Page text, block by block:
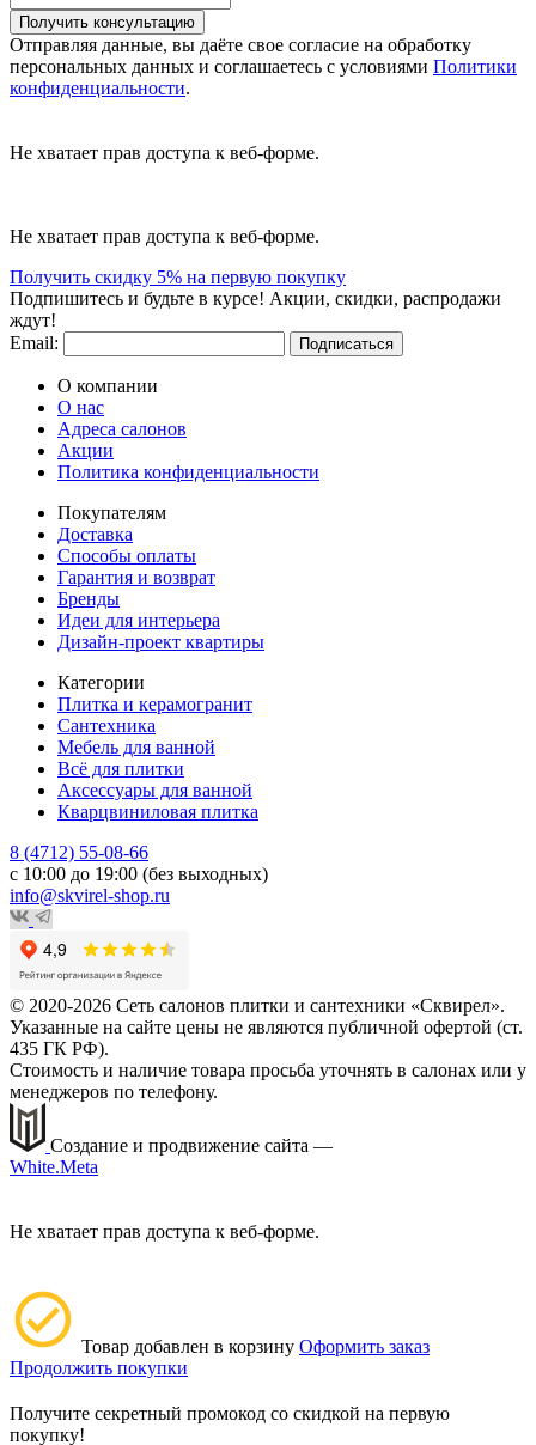
Получить консультацию
Отправляя данные, вы даёте свое согласие на обработку
персональных данных и соглашаетесь с условиями Политики
конфиденциальности.
Не хватает прав доступа к веб-форме.
Не хватает прав доступа к веб-форме.
Получить скидку 5% на первую покупку
Подпишитесь и будьте в курсе! Акции, скидки, распродажи
ждут!
Email:
Подписаться
О компании
О нас
Адреса салонов
Акции
Политика конфиденциальности
Покупателям
Доставка
Способы оплаты
Гарантия и возврат
Бренды
Идеи для интерьера
Дизайн-проект квартиры
Категории
Плитка и керамогранит
Сантехника
Мебель для ванной
Всё для плитки
Аксессуары для ванной
Кварцвиниловая плитка
8 (4712) 55-08-66
с 10:00 до 19:00 (без выходных)
info@skvirel-shop.ru
© 2020-2026 Сеть салонов плитки и сантехники «Сквирел».
Указанные на сайте цены не являются публичной офертой (ст.
435 ГК РФ).
Стоимость и наличие товара просьба уточнять в салонах или у
менеджеров по телефону.
Создание и продвижение сайта —
White.Meta
Не хватает прав доступа к веб-форме.
Товар добавлен в корзину Оформить заказ
Продолжить покупки
Получите секретный промокод со скидкой на первую
покупку!